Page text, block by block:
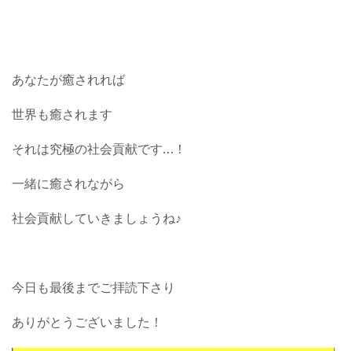
あなたが癒されれば
世界も癒されます
それは究極の社会貢献です…！
一緒に癒されながら
社会貢献していきましょうね♪
今日も最後までご拝読下さり
ありがとうございました！